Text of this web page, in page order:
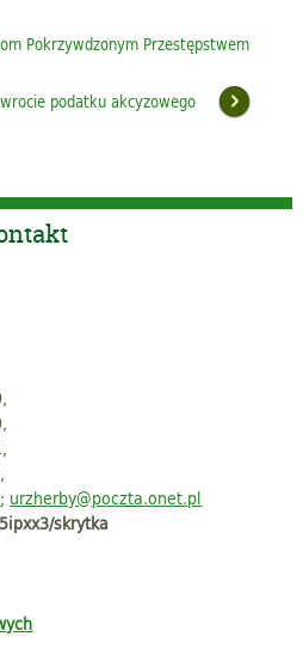
Pokrzywdzonym Przestępstwem
podatku akcyzowego
; urzherby@poczta.onet.pl
skrytka